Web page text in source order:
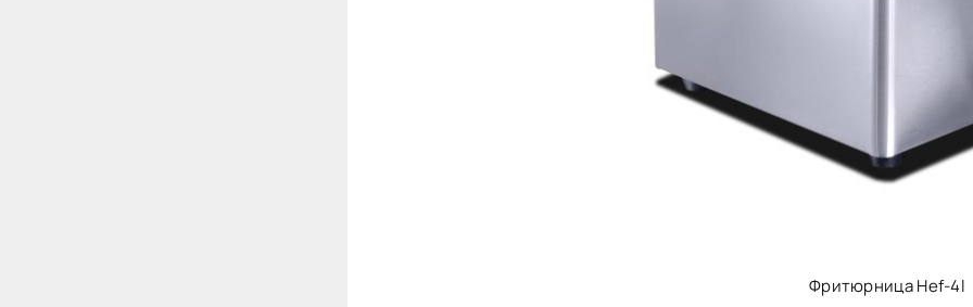
Фритюрница Hef-4l